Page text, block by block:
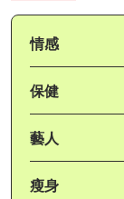
情感
保健
藝人
瘦身